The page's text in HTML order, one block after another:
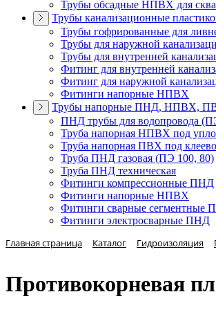
Трубы обсадные НПВХ для
Трубы канализационные
Трубы гофрированные для
Трубы для наружной
Трубы для внутренней
Фитинг для внутренней
Фитинг для наружной
Фитинги напорные НПВХ
Трубы напорные ПНД, НПВХ,
ПНД трубы для водопровода
Труба напорная НПВХ под
Труба напорная ПВХ под
Труба ПНД газовая (ПЭ 100, 80)
Труба ПНД техническая
Фитинги компрессионные ПНД
Фитинги напорные НПВХ
Фитинги сварные сегментные
Фитинги электросварные ПНД
Главная страница Каталог Гидроизоляция
Противокорневая